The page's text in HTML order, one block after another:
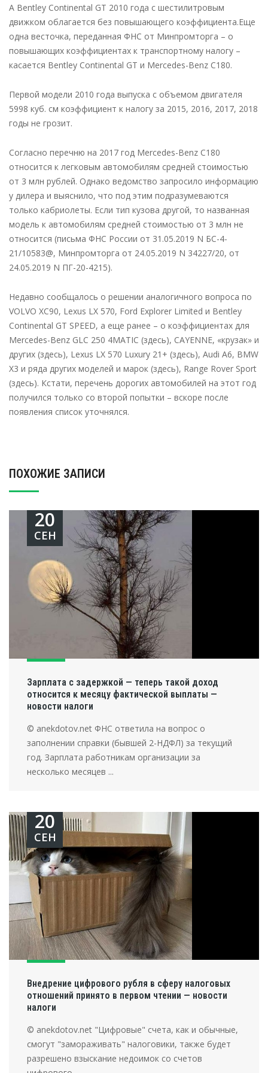
А Bentley Continental GT 2010 года с шестилитровым
движком облагается без повышающего коэффициента.Еще
одна весточка, переданная ФНС от Минпромторга – о
повышающих коэффициентах к транспортному налогу –
касается Bentley Continental GT и Mercedes-Benz C180.
Первой модели 2010 года выпуска с объемом двигателя
5998 куб. см коэффициент к налогу за 2015, 2016, 2017, 2018
годы не грозит.
Согласно перечню на 2017 год Mercedes-Benz C180
относится к легковым автомобилям средней стоимостью
от 3 млн рублей. Однако ведомство запросило информацию
у дилера и выяснило, что под этим подразумеваются
только кабриолеты. Если тип кузова другой, то названная
модель к автомобилям средней стоимостью от 3 млн не
относится (письма ФНС России от 31.05.2019 N БС-4-
21/10583@, Минпромторга от 24.05.2019 N 34227/20, от
24.05.2019 N ПГ-20-4215).
Недавно сообщалось о решении аналогичного вопроса по
VOLVO XC90, Lexus LX 570, Ford Explorer Limited и Bentley
Continental GT SPEED, а еще ранее – о коэффициентах для
Mercedes-Benz GLC 250 4MATIC (здесь), CAYENNE, «крузак» и
других (здесь), Lexus LX 570 Luxury 21+ (здесь), Audi A6, BMW
X3 и ряда других моделей и марок (здесь), Range Rover Sport
(здесь). Кстати, перечень дорогих автомобилей на этот год
получился только со второй попытки – вскоре после
появления список уточнялся.
ПОХОЖИЕ ЗАПИСИ
Зарплата с задержкой — теперь такой доход
относится к месяцу фактической выплаты —
новости налоги
20
СЕН
© anekdotov.net ФНС ответила на вопрос о
заполнении справки (бывшей 2-НДФЛ) за текущий
год. Зарплата работникам организации за
несколько месяцев ...
Внедрение цифрового рубля в сферу налоговых
отношений принято в первом чтении — новости
налоги
20
СЕН
© anekdotov.net "Цифровые" счета, как и обычные,
смогут "замораживать" налоговики, также будет
разрешено взыскание недоимок со счетов